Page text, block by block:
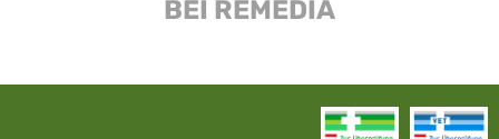
BEI REMEDIA